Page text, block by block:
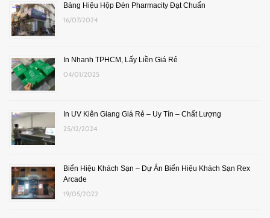
Bảng Hiệu Hộp Đèn Pharmacity Đạt Chuẩn
16/07/2024
In Nhanh TPHCM, Lấy Liền Giá Rẻ
04/01/2025
In UV Kiên Giang Giá Rẻ – Uy Tín – Chất Lượng
25/12/2024
Biển Hiệu Khách Sạn – Dự Án Biển Hiệu Khách Sạn Rex
Arcade
19/05/2022